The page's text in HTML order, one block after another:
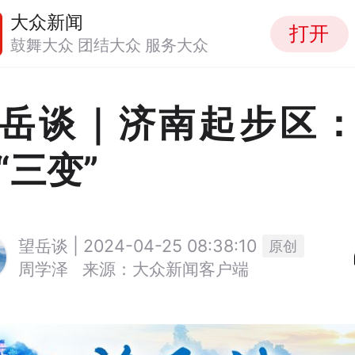
大众新闻
鼓舞大众 团结大众 服务大众 打开
谈｜济南起步区
三变”
望岳谈 | 2024-04-25 08:38:10 原创
周学泽 来源：大众新闻客户端